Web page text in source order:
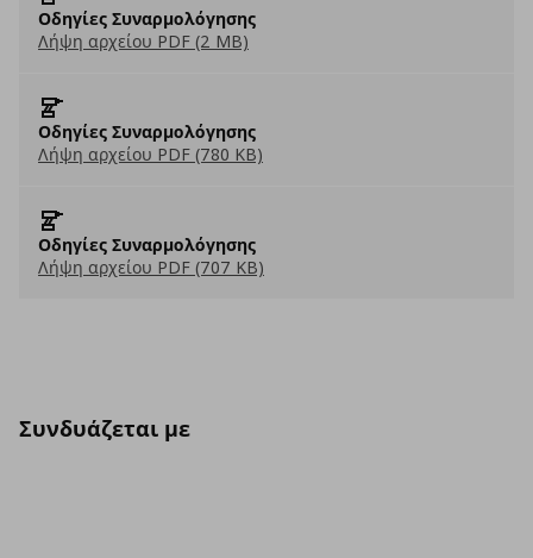
Οδηγίες Συναρμολόγησης
Λήψη αρχείου PDF (2 MB)
Οδηγίες Συναρμολόγησης
Λήψη αρχείου PDF (780 KB)
Οδηγίες Συναρμολόγησης
Λήψη αρχείου PDF (707 KB)
Συνδυάζεται με